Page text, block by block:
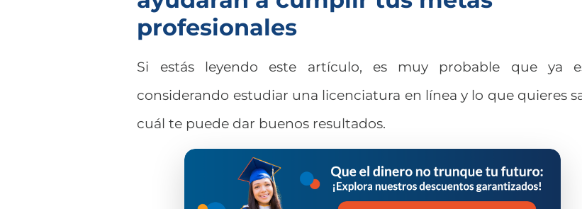
profesionales
Si estás leyendo este artículo, es muy probable que ya
considerando estudiar una licenciatura en línea y lo que quieres
cuál te puede dar buenos resultados.